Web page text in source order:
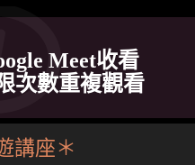
Meet收看
次數重複觀看
講座＊